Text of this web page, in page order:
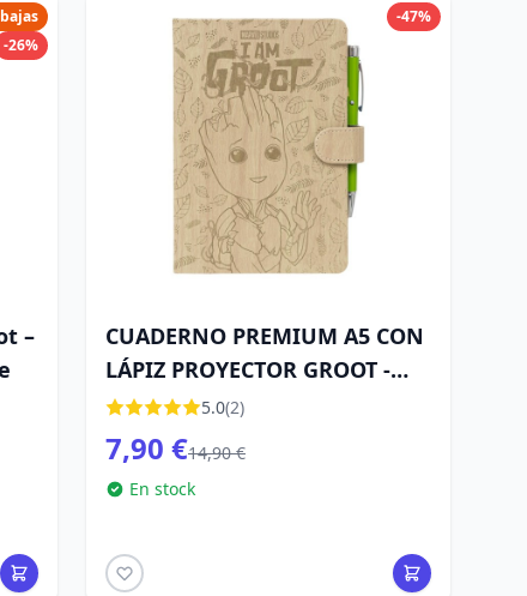
-26%
–
-47%
CUADERNO PREMIUM A5 CON
LÁPIZ PROYECTOR GROOT -
MARVEL 5.0(2)
7,90 €14,90 €
En stock